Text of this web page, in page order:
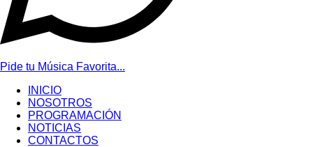
Pide tu Música Favorita...
INICIO
NOSOTROS
PROGRAMACIÓN
NOTICIAS
CONTACTOS